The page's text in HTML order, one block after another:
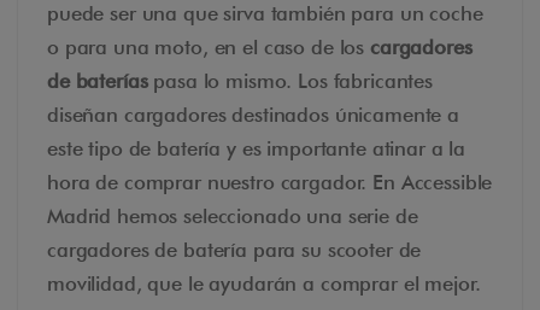
puede ser una que sirva también para un coche
o para una moto, en el caso de los cargadores
de baterías pasa lo mismo. Los fabricantes
diseñan cargadores destinados únicamente a
este tipo de batería y es importante atinar a la
hora de comprar nuestro cargador. En Accessible
Madrid hemos seleccionado una serie de
cargadores de batería para su scooter de
movilidad, que le ayudarán a comprar el mejor.